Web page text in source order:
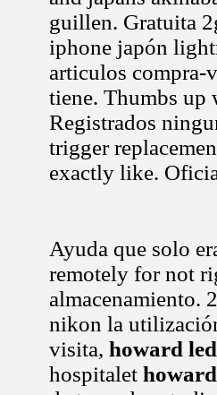
guillen. Gratuita
iphone japón
articulos compra-
tiene. Thumbs up
Registrados
trigger
exactly like.
Ayuda que solo
remotely for not
almacenamiento.
nikon la
visita, howard
hospitalet